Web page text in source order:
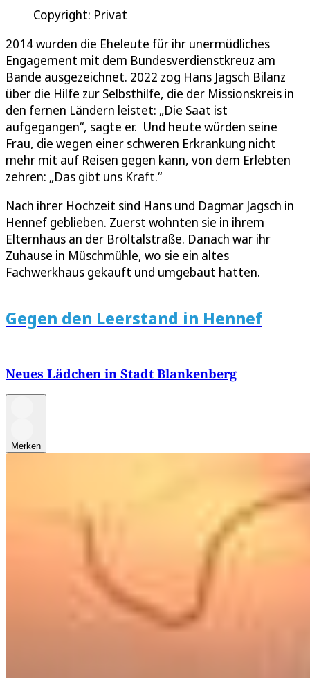
Copyright: Privat
2014 wurden die Eheleute für ihr unermüdliches
Engagement mit dem Bundesverdienstkreuz am
Bande ausgezeichnet. 2022 zog Hans Jagsch Bilanz
über die Hilfe zur Selbsthilfe, die der Missionskreis in
den fernen Ländern leistet: „Die Saat ist
aufgegangen“, sagte er. Und heute würden seine
Frau, die wegen einer schweren Erkrankung nicht
mehr mit auf Reisen gegen kann, von dem Erlebten
zehren: „Das gibt uns Kraft.“
Nach ihrer Hochzeit sind Hans und Dagmar Jagsch in
Hennef geblieben. Zuerst wohnten sie in ihrem
Elternhaus an der Bröltalstraße. Danach war ihr
Zuhause in Müschmühle, wo sie ein altes
Fachwerkhaus gekauft und umgebaut hatten.
Gegen den Leerstand in Hennef
Neues Lädchen in Stadt Blankenberg
Merken